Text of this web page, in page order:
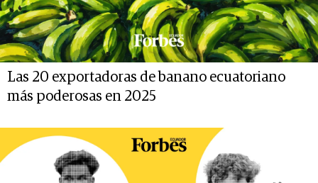
Las 20 exportadoras de banano ecuatoriano
más poderosas en 2025